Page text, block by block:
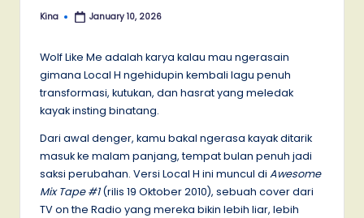
Posted
Kina January 10, 2026
Wolf Like Me adalah karya kalau mau ngerasain
gimana Local H ngehidupin kembali lagu penuh
transformasi, kutukan, dan hasrat yang meledak
kayak insting binatang.
Dari awal denger, kamu bakal ngerasa kayak ditarik
masuk ke malam panjang, tempat bulan penuh jadi
saksi perubahan. Versi Local H ini muncul di Awesome
Mix Tape #1(rilis 19 Oktober 2010), sebuah cover dari
TV on the Radio yang mereka bikin lebih liar, lebih